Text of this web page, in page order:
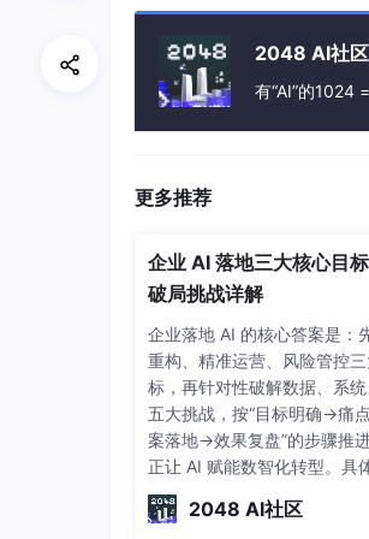
2048 AI社区
有“AI”的1024
更多推荐
企业 AI 落地三大核心目
破局挑战详解
企业落地 AI 的核心答案是：
重构、精准运营、风险管控
标，再针对性破解数据、系
五大挑战，按“目标明确→痛
案落地→效果复盘”的步骤推
正让 AI 赋能数智化转型。具
业需先明确自身 AI 应用的核
合调研数据梳理落地过程中的
2048 AI社区